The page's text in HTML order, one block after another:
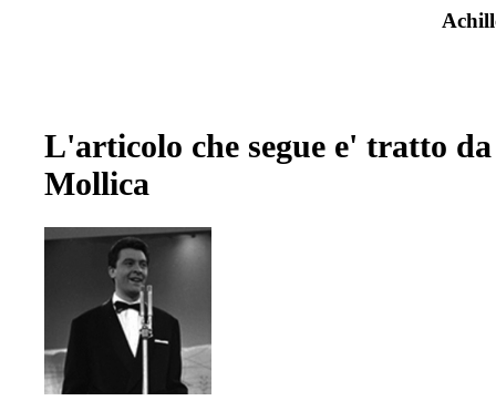
L'articolo che segue e' tratto
Mollica